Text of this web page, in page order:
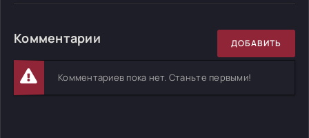
Комментарии ДОБАВИТЬ
Комментариев пока нет. Станьте первыми!